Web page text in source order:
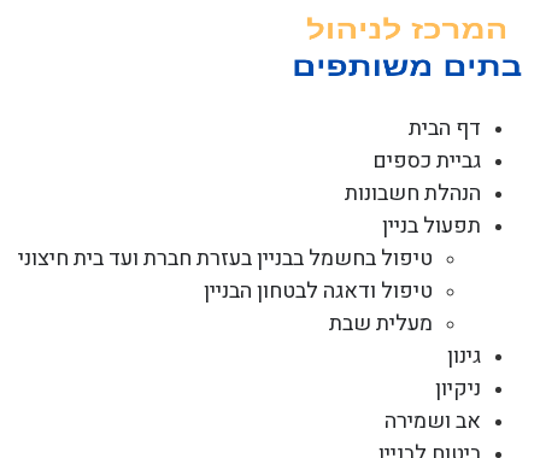
דף הבית
גביית כספים
הנהלת חשבונות
תפעול בניין
טיפול בחשמל בבניין בעזרת חברת ועד בית חיצוני
טיפול ודאגה לבטחון הבניין
מעלית שבת
גינון
ניקיון
אב ושמירה